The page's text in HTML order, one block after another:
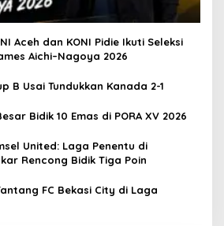
Aceh dan KONI Pidie Ikuti Seleksi
Aichi–Nagoya 2026
B Usai Tundukkan Kanada 2-1
Bidik 10 Emas di PORA XV 2026
United: Laga Penentu di
Rencong Bidik Tiga Poin
FC Bekasi City di Laga